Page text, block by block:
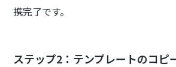
携完了です。
ステップ2：テンプレートのコピ